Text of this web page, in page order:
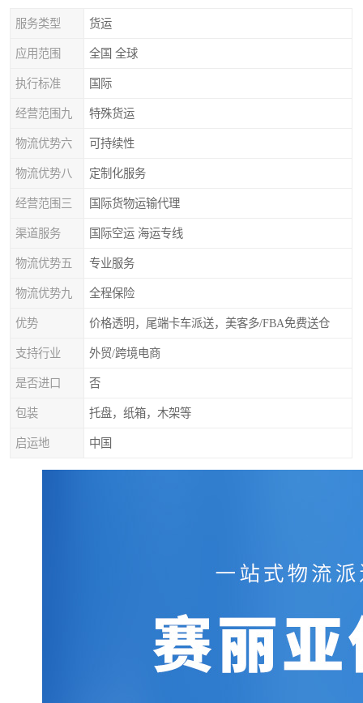
服务类型 货运
应用范围 全国 全球
执行标准 国际
经营范围九 特殊货运
物流优势六 可持续性
物流优势八 定制化服务
经营范围三 国际货物运输代理
渠道服务 国际空运 海运专线
物流优势五 专业服务
物流优势九 全程保险
优势 价格透明，尾端卡车派送，美客多/FBA免费送仓
支持行业 外贸/跨境电商
是否进口 否
包装 托盘，纸箱，木架等
启运地 中国